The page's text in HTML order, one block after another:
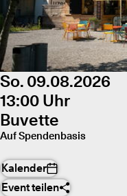
So. 09.08.2026
13:00 Uhr
Buvette
Auf Spendenbasis
Kalender
Event teilen